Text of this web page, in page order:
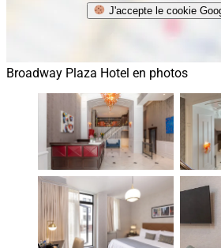
J'accepte le cookie
Broadway Plaza Hotel en photos